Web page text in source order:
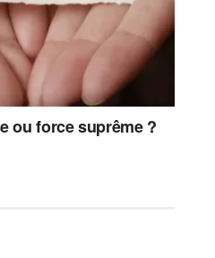
ou force suprême ?